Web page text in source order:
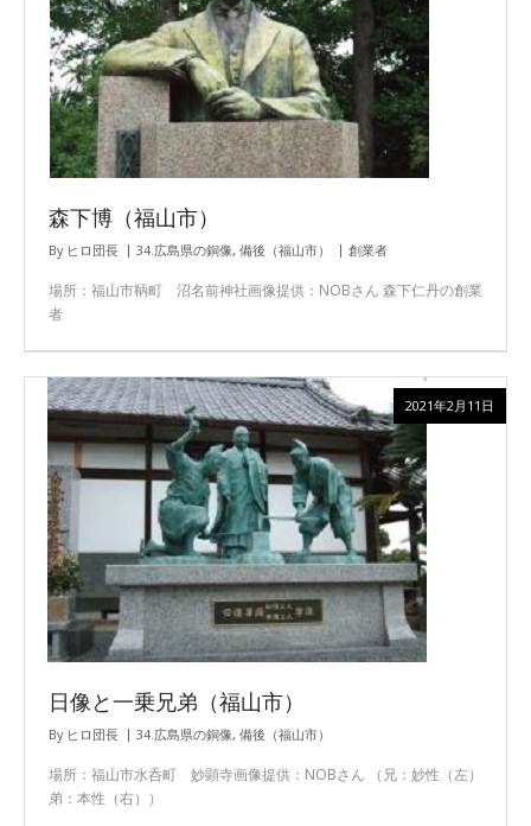
森下博（福山市）
By ヒロ団長 34.広島県の銅像, 備後（福山市） 創業者
場所：福山市鞆町 沼名前神社画像提供：NOBさん 森下仁丹の創業
者
日像と一乗兄弟（福山市）
By ヒロ団長 34.広島県の銅像, 備後（福山市）
場所：福山市水呑町 妙顕寺画像提供：NOBさん （兄：妙性（左）
弟：本性（右））
2021年2月11日